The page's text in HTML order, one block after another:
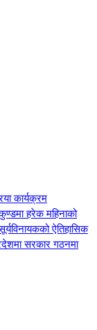
कार्यक्रम
हरेक महिनाको
ऐतिहासिक
सरकार गठनमा